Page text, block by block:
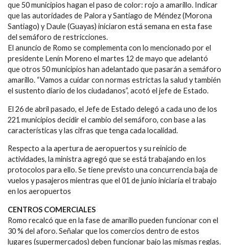
que 50 municipios hagan el paso de color: rojo a amarillo. Indicar
que las autoridades de Palora y Santiago de Méndez (Morona
Santiago) y Daule (Guayas) iniciaron está semana en esta fase
del semáforo de restricciones.
El anuncio de Romo se complementa con lo mencionado por el
presidente Lenín Moreno el martes 12 de mayo que adelantó
que otros 50 municipios han adelantado que pasarán a semáforo
amarillo. “Vamos a cuidar con normas estrictas la salud y también
el sustento diario de los ciudadanos”, acotó el jefe de Estado.
El 26 de abril pasado, el Jefe de Estado delegó a cada uno de los
221 municipios decidir el cambio del semáforo, con base a las
características y las cifras que tenga cada localidad.
Respecto a la apertura de aeropuertos y su reinicio de
actividades, la ministra agregó que se está trabajando en los
protocolos para ello. Se tiene previsto una concurrencia baja de
vuelos y pasajeros mientras que el 01 de junio iniciaría el trabajo
en los aeropuertos
CENTROS COMERCIALES
Romo recalcó que en la fase de amarillo pueden funcionar con el
30 % del aforo. Señalar que los comercios dentro de estos
lugares (supermercados) deben funcionar bajo las mismas reglas.